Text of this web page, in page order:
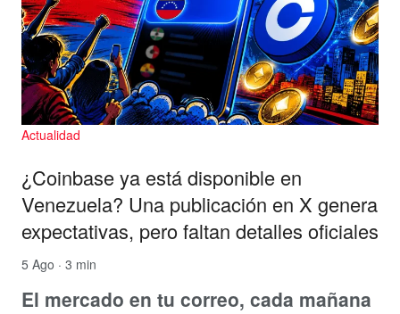
Actualidad
¿Coinbase ya está disponible en
Venezuela? Una publicación en X genera
expectativas, pero faltan detalles oficiales
5 Ago · 3 min
El mercado en tu correo, cada mañana